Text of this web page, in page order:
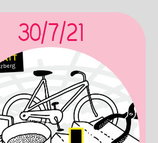
30/7/21